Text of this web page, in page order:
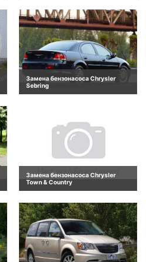
Замена бензонасоса Chrysler
Sebring
Замена бензонасоса Chrysler
Town & Country